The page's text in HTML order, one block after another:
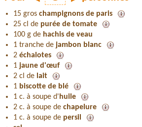
15 gros champignons de paris
25 cl de purée de tomate
100 g de hachis de veau
1 tranche de jambon blanc
2 échalotes
1 jaune d'œuf
2 cl de lait
1 biscotte de blé
1 c. à soupe d' huile
2 c. à soupe de chapelure
1 c. à soupe de persil